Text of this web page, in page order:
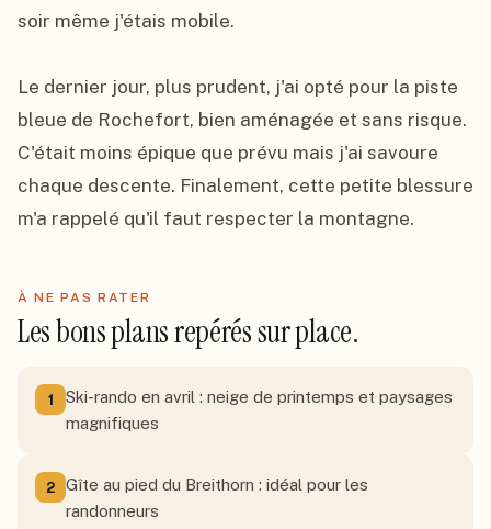
soir même j'étais mobile.
Le dernier jour, plus prudent, j'ai opté pour la piste
bleue de Rochefort, bien aménagée et sans risque.
C'était moins épique que prévu mais j'ai savoure
chaque descente. Finalement, cette petite blessure
m'a rappelé qu'il faut respecter la montagne.
À NE PAS RATER
Les bons plans repérés sur place.
1
Ski-rando en avril : neige de printemps et paysages
magnifiques
2
Gîte au pied du Breithorn : idéal pour les
randonneurs